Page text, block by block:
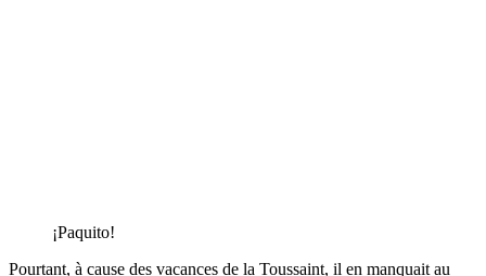
¡Paquito!
Pourtant, à cause des vacances de la Toussaint, il en manquait au